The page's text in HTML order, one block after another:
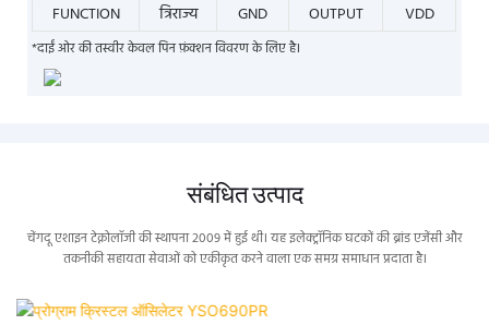
FUNCTION
त्रिराज्य GND OUTPUT VDD
*दाईं ओर की तस्वीर केवल पिन फ़ंक्शन विवरण के लिए है।
संबंधित उत्पाद
चेंगदू एशाइन टेक्नोलॉजी की स्थापना 2009 में हुई थी। यह इलेक्ट्रॉनिक घटकों की ब्रांड एजेंसी और
तकनीकी सहायता सेवाओं को एकीकृत करने वाला एक समग्र समाधान प्रदाता है।